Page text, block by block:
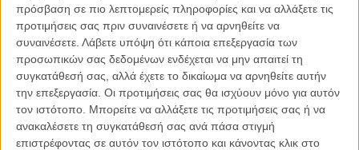
πρόσβαση σε πιο λεπτομερείς πληροφορίες και να αλλάξετε τις
προτιμήσεις σας πριν συναινέσετε ή να αρνηθείτε να
συναινέσετε. Λάβετε υπόψη ότι κάποια επεξεργασία των
προσωπικών σας δεδομένων ενδέχεται να μην απαιτεί τη
συγκατάθεσή σας, αλλά έχετε το δικαίωμα να αρνηθείτε αυτήν
την επεξεργασία. Οι προτιμήσεις σας θα ισχύουν μόνο για αυτόν
τον ιστότοπο. Μπορείτε να αλλάξετε τις προτιμήσεις σας ή να
ανακαλέσετε τη συγκατάθεσή σας ανά πάσα στιγμή
επιστρέφοντας σε αυτόν τον ιστότοπο και κάνοντας κλικ στο